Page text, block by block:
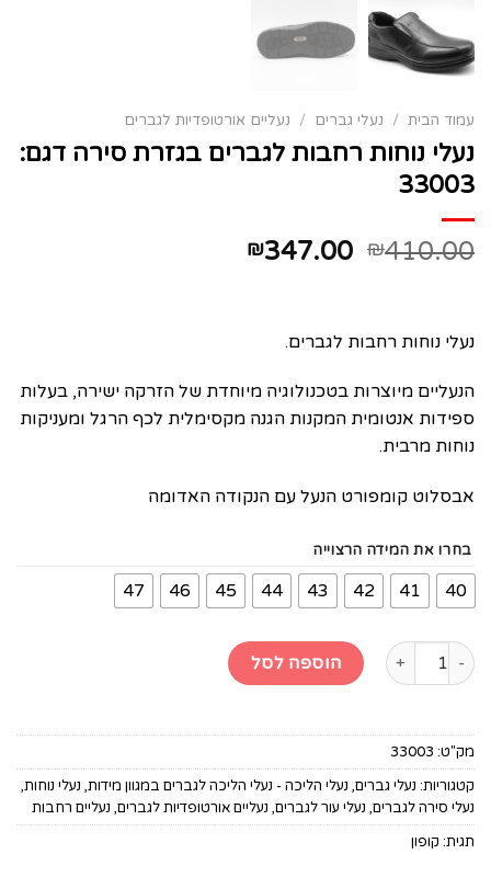
עמוד הבית / נעלי גברים / נעליים אורטופדיות לגברים
נעלי נוחות רחבות לגברים בגזרת סירה דגם:
33003
₪410.00
₪347.00
נעלי נוחות רחבות לגברים.
הנעליים מיוצרות בטכנולוגיה מיוחדת של הזרקה ישירה, בעלות
ספידות אנטומית המקנות הגנה מקסימלית לכף הרגל ומעניקות
נוחות מרבית.
אבסלוט קומפורט הנעל עם הנקודה האדומה
בחרו את המידה הרצוייה
40
41
42
43
44
45
46
47
הוספה לסל
מק"ט: 33003
קטגוריות: נעלי גברים, נעלי הליכה - נעלי הליכה לגברים במגוון מידות, נעלי נוחות,
נעלי סירה לגברים, נעלי עור לגברים, נעליים אורטופדיות לגברים, נעליים רחבות
תגית: קופון